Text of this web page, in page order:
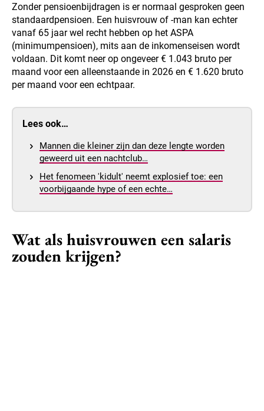
Zonder pensioenbijdragen is er normaal gesproken geen
standaardpensioen. Een huisvrouw of -man kan echter
vanaf 65 jaar wel recht hebben op het ASPA
(minimumpensioen), mits aan de inkomenseisen wordt
voldaan. Dit komt neer op ongeveer € 1.043 bruto per
maand voor een alleenstaande in 2026 en € 1.620 bruto
per maand voor een echtpaar.
Lees ook…
Mannen die kleiner zijn dan deze lengte worden
geweerd uit een nachtclub…
Het fenomeen 'kidult' neemt explosief toe: een
voorbijgaande hype of een echte…
Wat als huisvrouwen een salaris
zouden krijgen?